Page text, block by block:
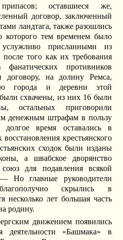
оставшиеся же,
договор, заключенный
ландтага, также разошлись
которого тем временем было
услужливо присланными из
того как их требования
противников
договору, на долину Ремса,
города и деревни этой
схвачены, из них 16 были
остальных приговорили
денежным штрафам в пользу
время оставались в
крестьянского
сходок были изданы
а швабское дворянство
для подавления всякой
Но главные руководители
скрылись в
несколько лет большая часть
родину.
движением появились
деятельности «Башмака» в